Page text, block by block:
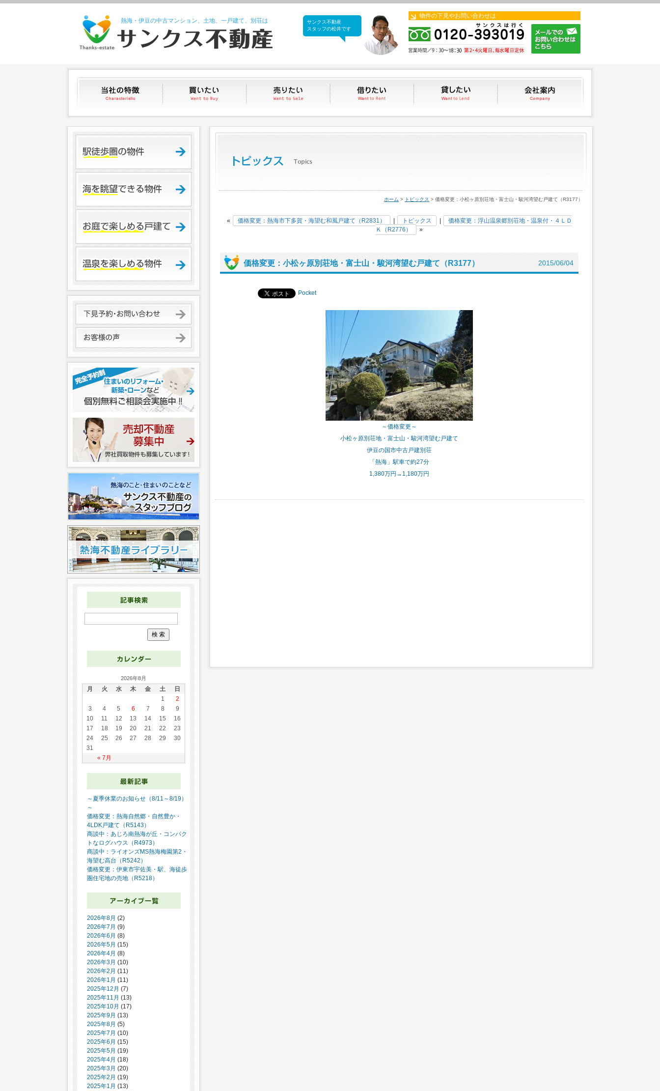
熱海・伊豆の中古マンション、土地、一戸建て、別荘は
サンクス不動産
サンクス不動産
スタッフの松井です
物件の下見やお問い合わせは
当社の特徴 買いたい 売りたい 借りたい 貸したい
ホーム > トピックス > 価格変更：小松ヶ原別荘地・富士山・駿河湾望む戸建て（R3177）
« 価格変更：熱海市下多賀・海望む和風戸建て（R2831） トピックス
価格変更：浮山温泉郷別荘地・温泉付・４ＬＤ
Ｋ（R2776）
»
価格変更：小松ヶ原別荘地・富士山・駿河湾望む戸建て（R3177） 2015/06/04
Pocket
～価格変更～
小松ヶ原別荘地・富士山・駿河湾望む戸建て
伊豆の国市中古戸建別荘
「熱海」駅車で約27分
1,380万円→1,180万円
2026年8月
月 火 水 木 金 土 日
« 7月
1
2
3
4 5 6 7 8
9
10
11 12 13 14 15
16
17
18 19 20 21 22
23
24
25 26 27 28 29
30
31
～夏季休業のお知らせ（8/11～8/19）
～
価格変更：熱海自然郷・自然豊か・
4LDK戸建て（R5143）
商談中：あじろ南熱海が丘・コンパク
トなログハウス（R4973）
商談中：ライオンズMS熱海梅園第2・
海望む高台（R5242）
価格変更：伊東市宇佐美・駅、海徒歩
圏住宅地の売地（R5218）
2026年8月 (2)
2026年7月 (9)
2026年6月 (8)
2026年5月 (15)
2026年4月 (8)
2026年3月 (10)
2026年2月 (11)
2026年1月 (11)
2025年12月 (7)
2025年11月 (13)
2025年10月 (17)
2025年9月 (13)
2025年8月 (5)
2025年7月 (10)
2025年6月 (15)
2025年5月 (19)
2025年4月 (18)
2025年3月 (20)
2025年2月 (19)
2025年1月 (13)